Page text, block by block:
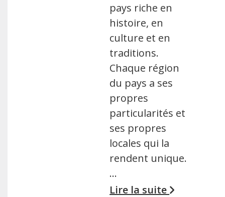
pays riche en
histoire, en
culture et en
traditions.
Chaque région
du pays a ses
propres
particularités et
ses propres
locales qui la
rendent unique.
…
Lire la suite